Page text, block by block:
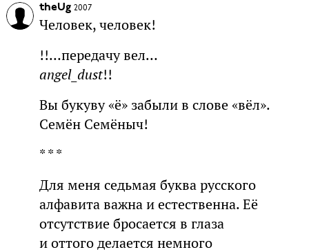
theUg 2007
Человек, человек!
!!…передачу вел…
angel_dust!!
Вы букуву «ё» забыли в слове «вёл».
Семён Семёныч!
* * *
Для меня седьмая буква русского
алфавита важна и естественна. Её
отсутствие бросается в глаза
и оттого делается немного